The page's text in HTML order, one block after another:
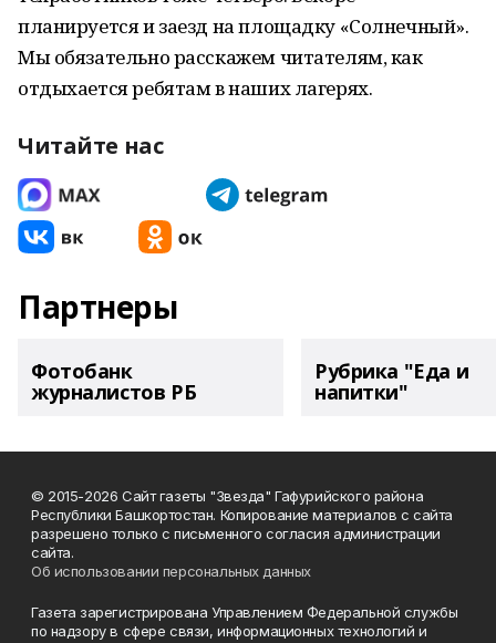
планируется и заезд на площадку «Солнечный».
Мы обязательно расскажем читателям, как
отдыхается ребятам в наших лагерях.
Читайте нас
Партнеры
Фотобанк
журналистов РБ
Рубрика "Еда и
напитки"
© 2015-2026 Сайт газеты "Звезда" Гафурийского района
Республики Башкортостан. Копирование материалов с сайта
разрешено только с письменного согласия администрации
сайта.
Об использовании персональных данных
Газета зарегистрирована Управлением Федеральной службы
по надзору в сфере связи, информационных технологий и